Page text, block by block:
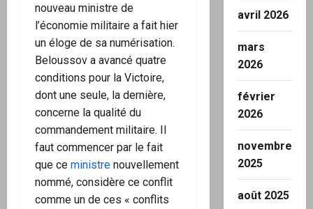
nouveau ministre de
l’économie militaire a fait hier
un éloge de sa numérisation.
Beloussov a avancé quatre
conditions pour la Victoire,
dont une seule, la dernière,
concerne la qualité du
commandement militaire. Il
faut commencer par le fait
que ce ministre nouvellement
nommé, considère ce conflit
comme un de ces « conflits
avril 2026
mars
2026
février
2026
novembre
2025
août 2025